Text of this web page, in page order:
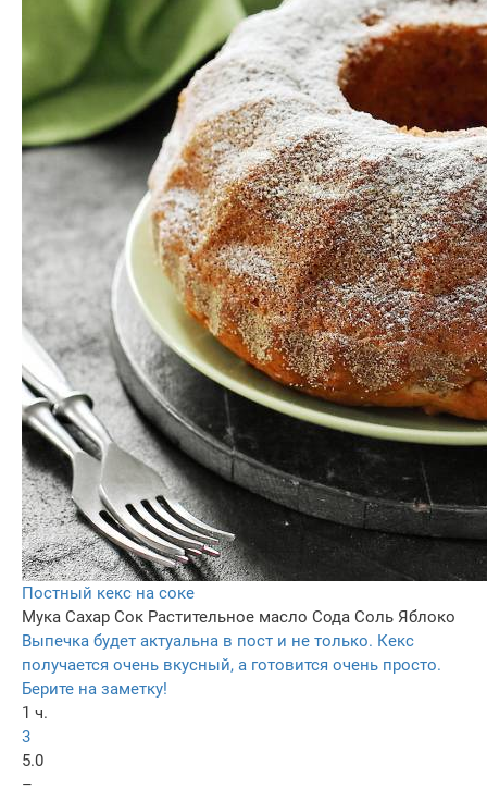
Постный кекс на соке
Мука Сахар Сок Растительное масло Сода Соль Яблоко
Выпечка будет актуальна в пост и не только. Кекс
получается очень вкусный, а готовится очень просто.
Берите на заметку!
1 ч.
3
5.0
–